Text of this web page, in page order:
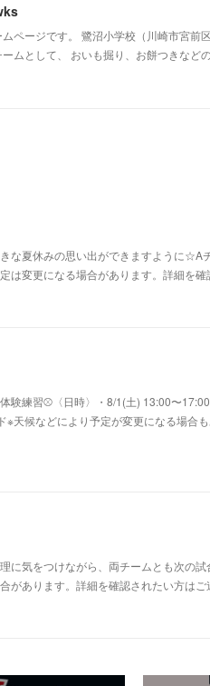
ページです。 鷺沼小学校（川崎市宮前
ムとして、 おいも掘り、お餅つきなど
な夏休みの思い出ができますように☆A
は変更になる場合があります。詳細を
験練習⚾〈日時〉・8/1(土) 13:00〜
天候などにより予定が変更になる場合
に気をつけながら、両チームとも次の
があります。詳細を確認されたい方は